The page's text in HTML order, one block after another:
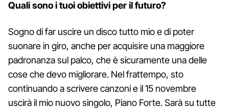
Quali sono i tuoi obiettivi per il futuro?
Sogno di far uscire un disco tutto mio e di poter
suonare in giro, anche per acquisire una maggiore
padronanza sul palco, che è sicuramente una delle
cose che devo migliorare. Nel frattempo, sto
continuando a scrivere canzoni e il 15 novembre
uscirà il mio nuovo singolo, Piano Forte. Sarà su tutte